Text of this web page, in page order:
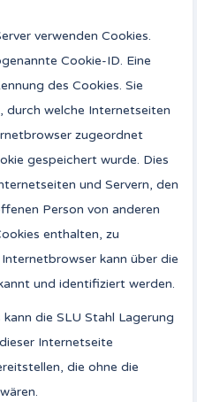
verwenden Cookies.
Cookie-ID. Eine
des Cookies. Sie
durch welche Internetseiten
zugeordnet
gespeichert wurde. Dies
und Servern, den
Person von anderen
enthalten, zu
kann über die
und identifiziert werden.
die SLU Stahl Lagerung
Internetseite
die ohne die